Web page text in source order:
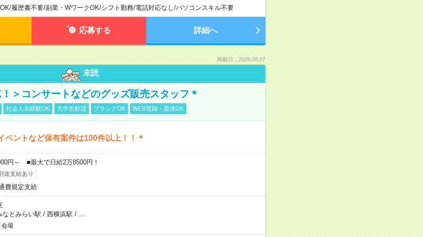
/履歴書不要/副業・WワークOK/シフト勤務/電話対応なし/パソコンスキル不要
応募する 詳細へ
掲載日：2026.08.07
未読
＞コンサートなどのグッズ販売スタッフ＊
社会人未経験OK 大学生歓迎 ブランクOK WEB登録・面接OK
ベントなど保有案件は100件以上！！＊
円～ ■最大で日給2万8500円！
途支給あり
費規定支給
なとみらい駅 / 西横浜駅 /
会場